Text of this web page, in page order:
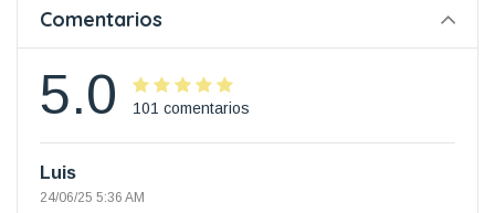
Comentarios
5.0 101 comentarios
Luis
24/06/25 5:36 AM